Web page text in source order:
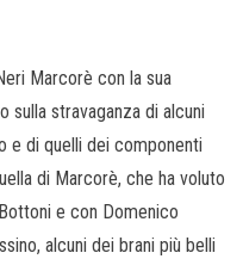
Marcorè con la sua
sulla stravaganza di alcuni
e di quelli dei componenti
di Marcorè, che ha voluto
e con Domenico
alcuni dei brani più belli